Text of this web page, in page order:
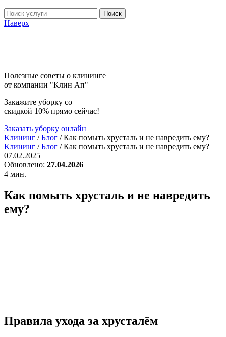
Поиск
Наверх
Полезные советы о клининге
от компании "Клин Ап"
Закажите уборку со
скидкой 10% прямо сейчас!
Заказать уборку онлайн
Клининг /Блог /Как помыть хрусталь и не навредить ему?
Клининг /Блог /Как помыть хрусталь и не навредить ему?
07.02.2025
Обновлено: 27.04.2026
4 мин.
Как помыть хрусталь и не навредить
ему?
Правила ухода за хрусталём